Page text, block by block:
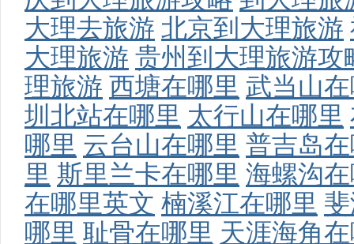
大理去旅游 北京到大理旅游
大理旅游 贵州到大理旅游攻
理旅游 西塘在哪里 武当山
圳北站在哪里 太行山在哪里
哪里 云台山在哪里 普吉岛
里 斯里兰卡在哪里 海螺沟
在哪里英文 楠溪江在哪里
哪里 耻骨在哪里 天涯海角